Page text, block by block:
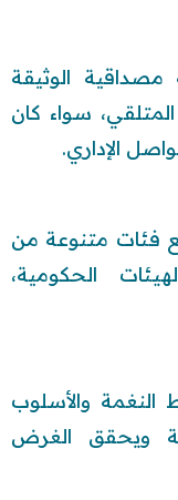
مصداقية الوثيقة
سواء كان
الإداري.
فئات متنوعة من
الحكومية،
والأسلوب
ويحقق الغرض